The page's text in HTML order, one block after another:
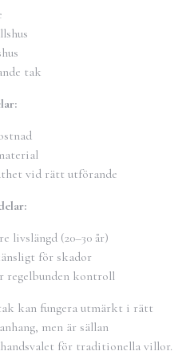
tak
vid rätt utförande
livslängd (20–30 år)
för skador
regelbunden kontroll
kan fungera utmärkt i rätt
men är sällan
för traditionella villor.